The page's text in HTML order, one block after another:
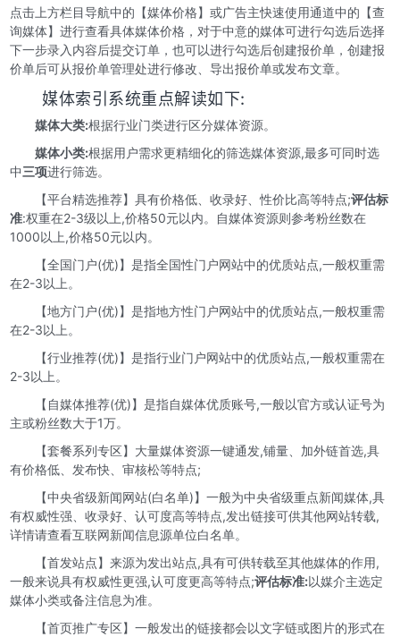
点击上方栏目导航中的【媒体价格】或广告主快速使用通道中的【查
询媒体】进行查看具体媒体价格，对于中意的媒体可进行勾选后选择
下一步录入内容后提交订单，也可以进行勾选后创建报价单，创建报
价单后可从报价单管理处进行修改、导出报价单或发布文章。
媒体索引系统重点解读如下:
媒体大类:根据行业门类进行区分媒体资源。
媒体小类:根据用户需求更精细化的筛选媒体资源,最多可同时选
中三项进行筛选。
【平台精选推荐】具有价格低、收录好、性价比高等特点;评估标
准:权重在2-3级以上,价格50元以内。自媒体资源则参考粉丝数在
1000以上,价格50元以内。
【全国门户(优)】是指全国性门户网站中的优质站点,一般权重需
在2-3以上。
【地方门户(优)】是指地方性门户网站中的优质站点,一般权重需
在2-3以上。
【行业推荐(优)】是指行业门户网站中的优质站点,一般权重需在
2-3以上。
【自媒体推荐(优)】是指自媒体优质账号,一般以官方或认证号为
主或粉丝数大于1万。
【套餐系列专区】大量媒体资源一键通发,铺量、加外链首选,具
有价格低、发布快、审核松等特点;
【中央省级新闻网站(白名单)】一般为中央省级重点新闻媒体,具
有权威性强、收录好、认可度高等特点,发出链接可供其他网站转载,
详情请查看互联网新闻信息源单位白名单。
【首发站点】来源为发出站点,具有可供转载至其他媒体的作用,
一般来说具有权威性更强,认可度更高等特点;评估标准:以媒介主选定
媒体小类或备注信息为准。
【首页推广专区】一般发出的链接都会以文字链或图片的形式在